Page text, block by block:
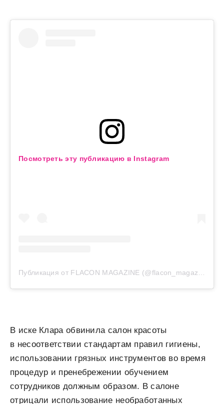
Посмотреть эту публикацию в Instagram
В иске Клара обвинила салон красоты
в несоответствии стандартам правил гигиены,
использовании грязных инструментов во время
процедур и пренебрежении обучением
сотрудников должным образом. В салоне
отрицали использование необработанных